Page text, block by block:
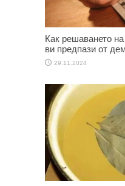
Как решаването
ви предпази от
29.11.2024